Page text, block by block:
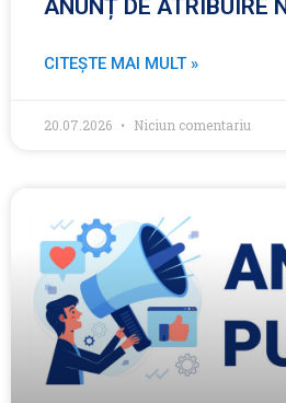
ANUNȚ DE ATRIBUIRE
CITEȘTE MAI MULT »
20.07.2026 Niciun comentariu